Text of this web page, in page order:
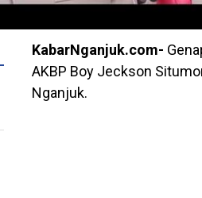
KabarNganjuk.com-
AKBP Boy Jeckson
Nganjuk.